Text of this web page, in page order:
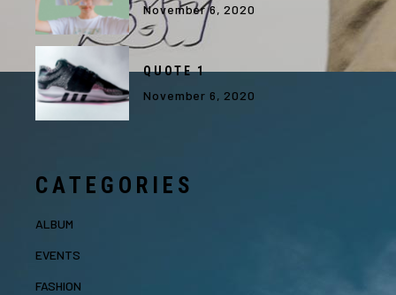
November 6, 2020
QUOTE 1
November 6, 2020
CATEGORIES
ALBUM
EVENTS
FASHION